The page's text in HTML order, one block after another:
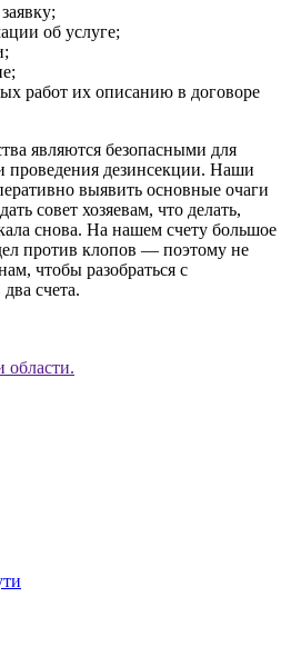
об услуге;
работ их описанию в договоре
являются безопасными для
проведения дезинсекции. Наши
выявить основные очаги
совет хозяевам, что делать,
снова. На нашем счету большое
против клопов — поэтому не
чтобы разобраться с
счета.
области.